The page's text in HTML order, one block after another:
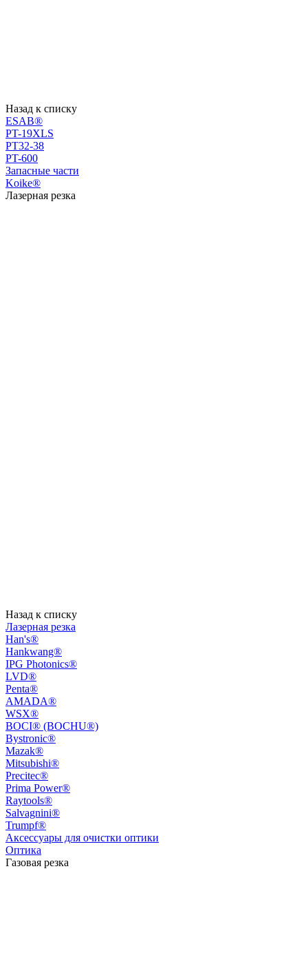
Назад к списку
ESAB®
PT-19XLS
PT32-38
PT-600
Запасные части
Koike®
Лазерная резка
Назад к списку
Лазерная резка
Han's®
Hankwang®
IPG Photonics®
LVD®
Penta®
AMADA®
WSX®
BOCI® (BOCHU®)
Bystronic®
Mazak®
Mitsubishi®
Precitec®
Prima Power®
Raytools®
Salvagnini®
Trumpf®
Аксессуары для очистки оптики
Оптика
Газовая резка